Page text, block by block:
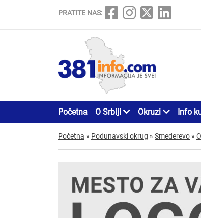
PRATITE NAS:
Početna O Srbiji Okruzi Info
Početna » Podunavski okrug » Smederevo »